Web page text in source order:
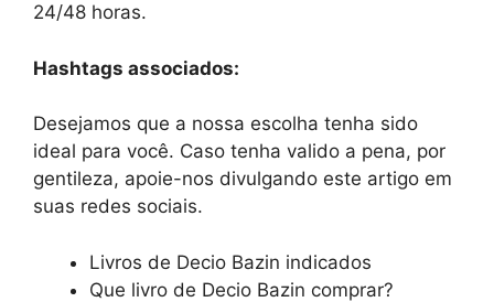
24/48 horas.
Hashtags associados:
Desejamos que a nossa escolha tenha sido
ideal para você. Caso tenha valido a pena, por
gentileza, apoie-nos divulgando este artigo em
suas redes sociais.
Livros de Decio Bazin indicados
Que livro de Decio Bazin comprar?